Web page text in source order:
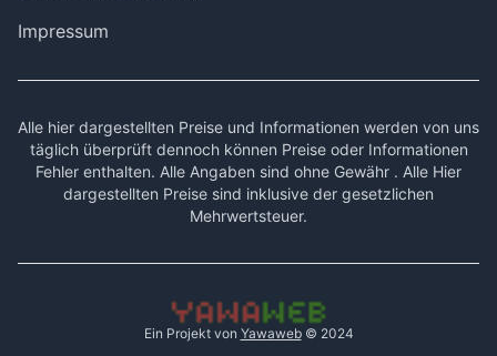
Impressum
Alle hier dargestellten Preise und Informationen werden von uns
täglich überprüft dennoch können Preise oder Informationen
Fehler enthalten. Alle Angaben sind ohne Gewähr . Alle Hier
dargestellten Preise sind inklusive der gesetzlichen
Mehrwertsteuer.
Ein Projekt von Yawaweb© 2024